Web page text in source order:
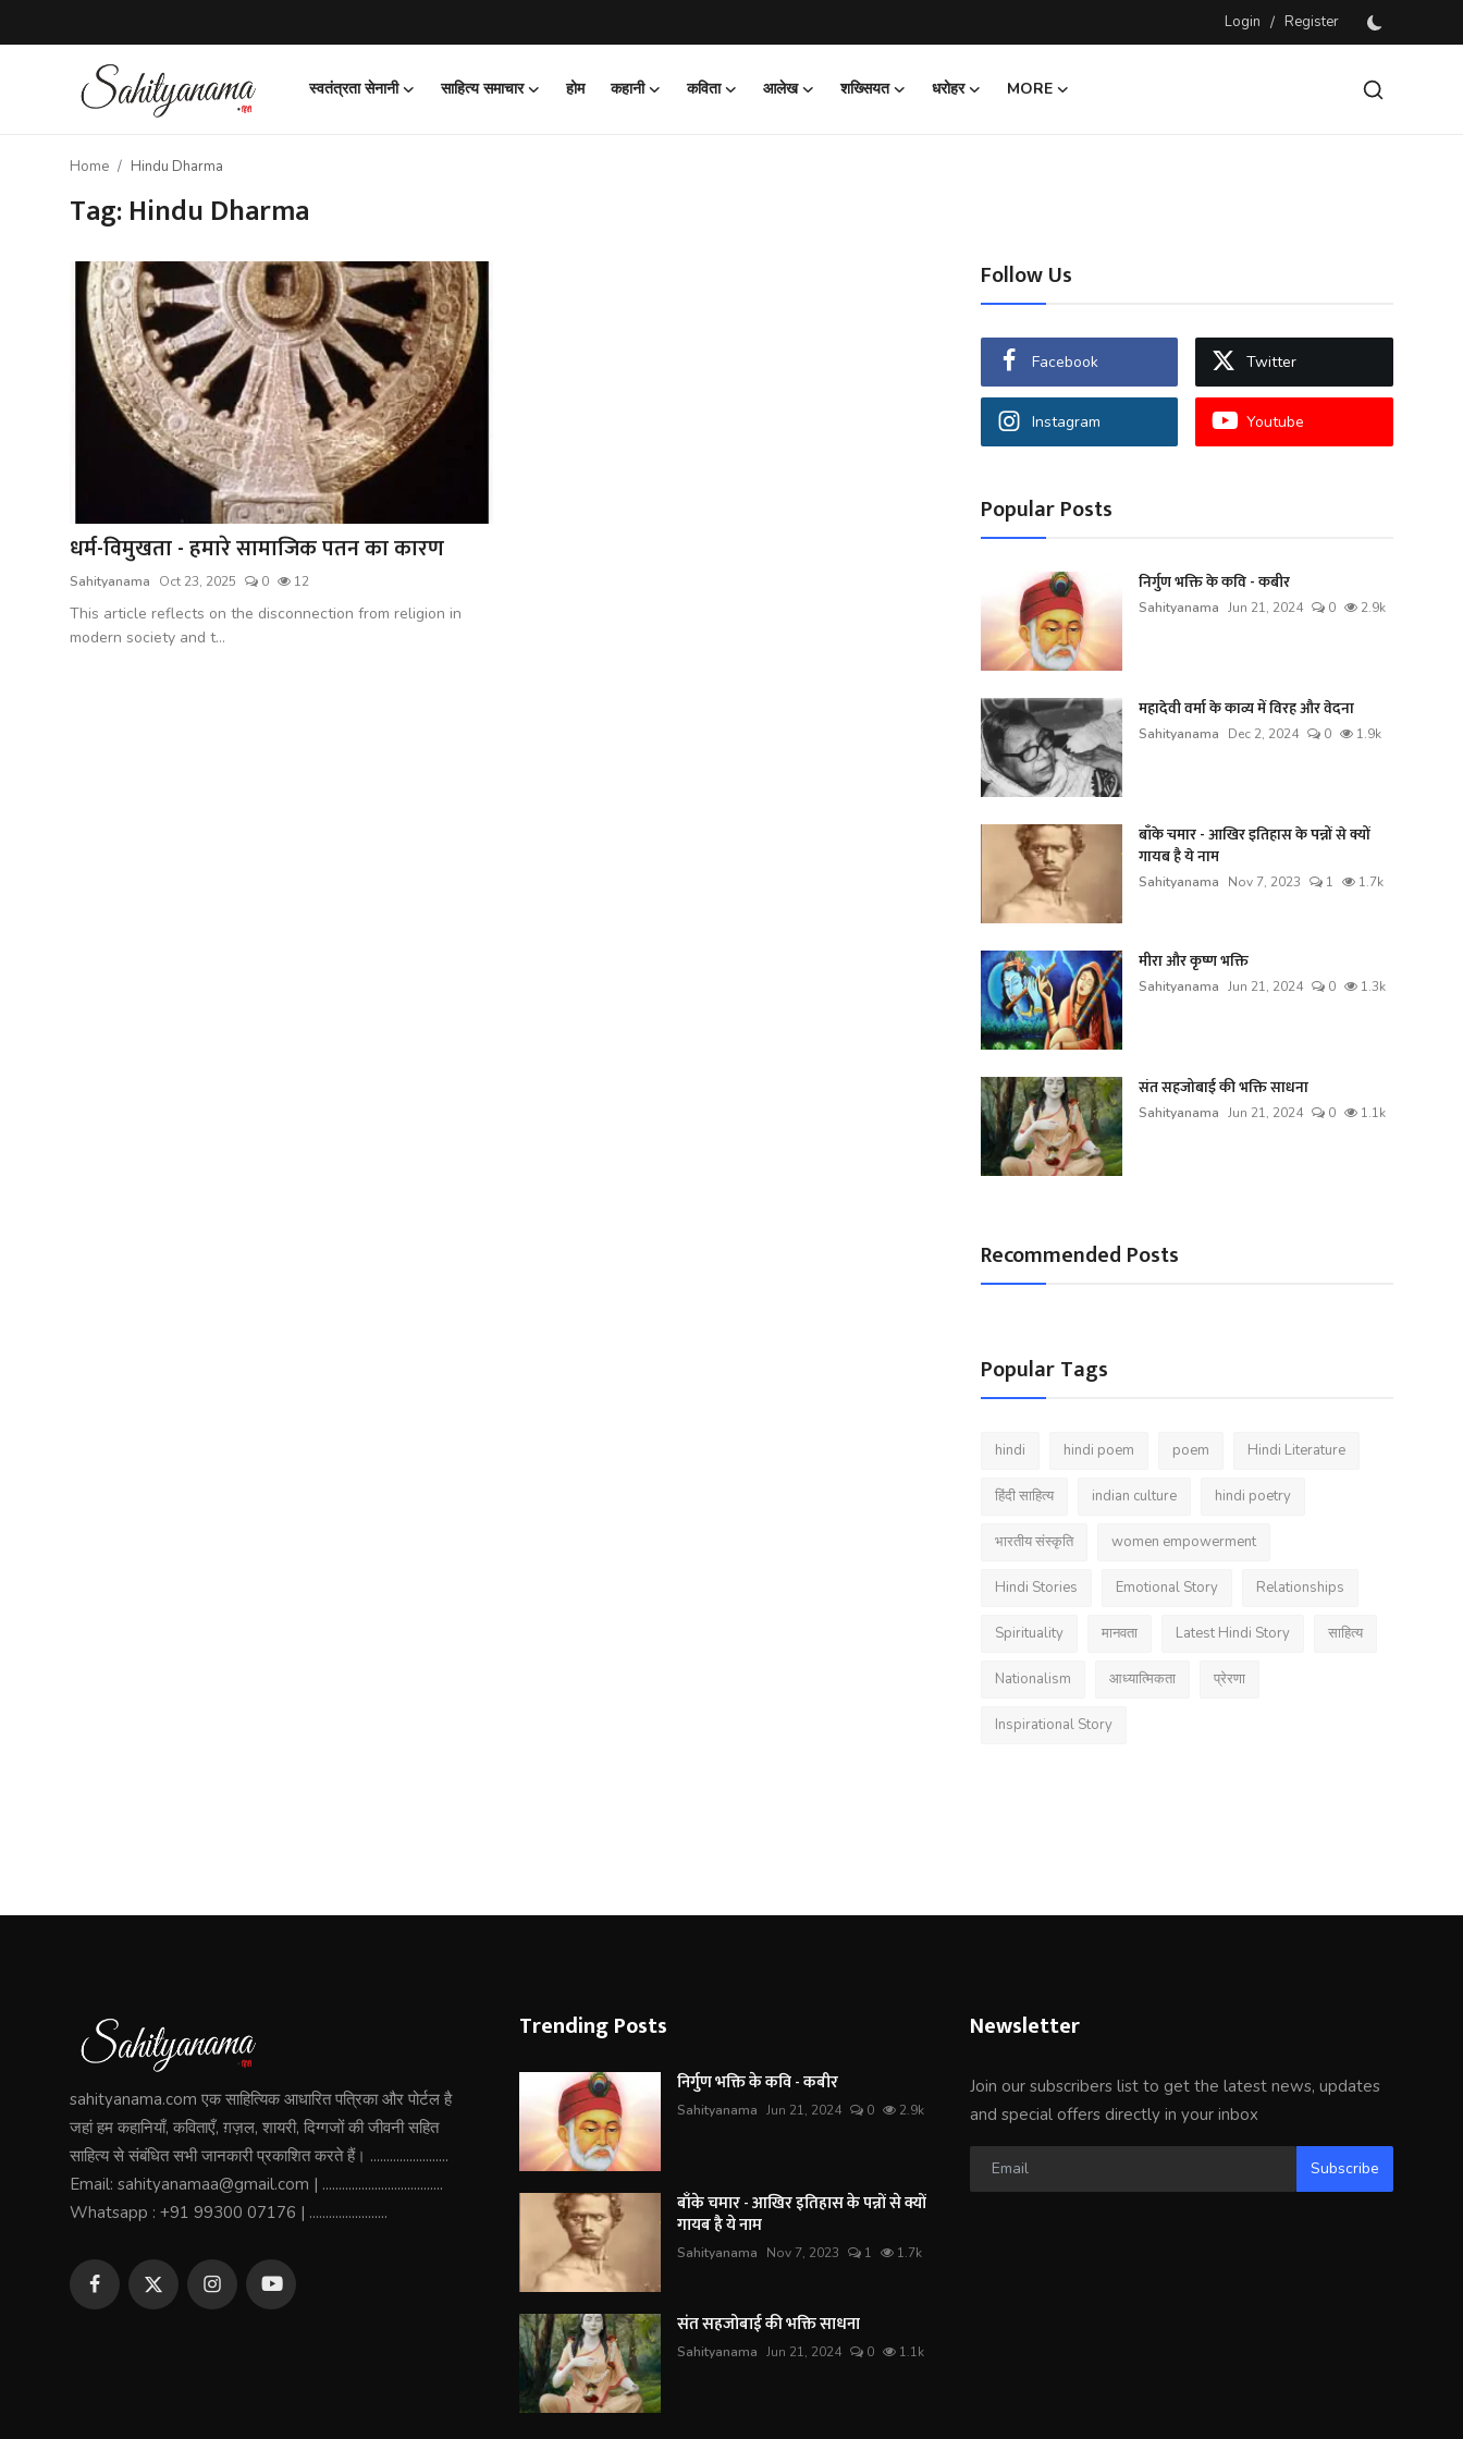
Login / Register
स्वतंत्रता सेनानी साहित्य समाचार होम कहानी कविता आलेख शख्सियत धरोहर
MORE
Register
यात्रावृत्तांत
Home Hindu Dharma
Tag: Hindu Dharma
धर्म-विमुखता - हमारे सामाजिक पतन का कारण
Sahityanama Oct 23, 2025 0 12
This article reflects on the disconnection from religion in
modern society and t...
Follow Us
Facebook Twitter
Instagram Youtube
Popular Posts
निर्गुण भक्ति के कवि - कबीर
Sahityanama Jun 21, 2024 0 2.9k
महादेवी वर्मा के काव्य में विरह और वेदना
Sahityanama Dec 2, 2024 0 1.9k
बाँके चमार - आखिर इतिहास के पन्नों से क्यों
गायब है ये नाम
Sahityanama Nov 7, 2023 1 1.7k
मीरा और कृष्ण भक्ति
Sahityanama Jun 21, 2024 0 1.3k
संत सहजोबाई की भक्ति साधना
Sahityanama Jun 21, 2024 0 1.1k
Recommended Posts
Popular Tags
hindi hindi poem poem Hindi Literature
हिंदी साहित्य indian culture hindi poetry
भारतीय संस्कृति women empowerment
Hindi Stories Emotional Story Relationships
Spirituality मानवता Latest Hindi Story साहित्य
Nationalism आध्यात्मिकता प्रेरणा
Inspirational Story
sahityanama.com एक साहित्यिक आधारित पत्रिका और पोर्टल है
जहां हम कहानियाँ, कविताएँ, ग़ज़ल, शायरी, दिग्गजों की जीवनी सहित
साहित्य से संबंधित सभी जानकारी प्रकाशित करते हैं। ........................
Email: sahityanamaa@gmail.com | .....................................
Whatsapp : +91 99300 07176 | ........................
Trending Posts
निर्गुण भक्ति के कवि - कबीर
Sahityanama Jun 21, 2024 0 2.9k
बाँके चमार - आखिर इतिहास के पन्नों से क्यों
गायब है ये नाम
Sahityanama Nov 7, 2023 1 1.7k
संत सहजोबाई की भक्ति साधना
Sahityanama Jun 21, 2024 0 1.1k
Newsletter
Join our subscribers list to get the latest news, updates
and special offers directly in your inbox
Subscribe